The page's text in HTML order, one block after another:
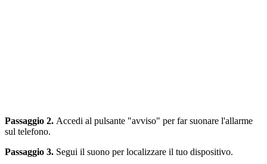
Passaggio 2. Accedi al pulsante "avviso" per far suonare l'allarme
sul telefono.
Passaggio 3. Segui il suono per localizzare il tuo dispositivo.